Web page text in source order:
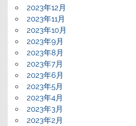
2023年12月
2023年11月
2023年10月
2023年9月
2023年8月
2023年7月
2023年6月
2023年5月
2023年4月
2023年3月
2023年2月